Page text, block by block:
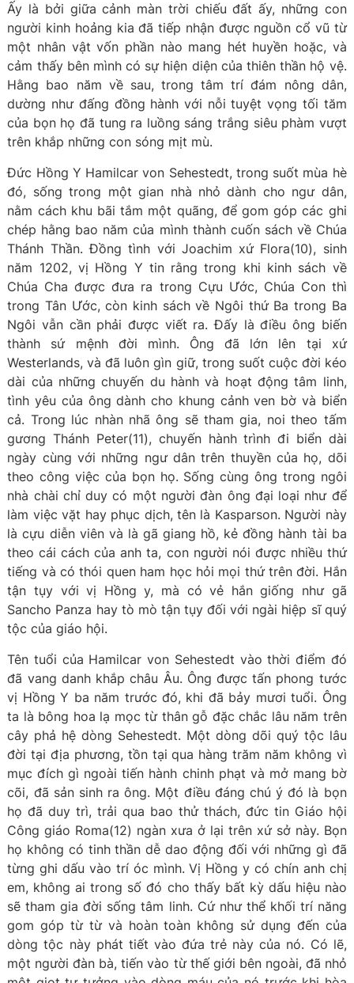
Ấy là bởi giữa cảnh màn trời chiếu đất ấy, những con
người kinh hoảng kia đã tiếp nhận được nguồn cổ vũ từ
một nhân vật vốn phần nào mang hét huyền hoặc, và
cảm thấy bên mình có sự hiện diện của thiên thần hộ vệ.
Hằng bao năm về sau, trong tâm trí đám nông dân,
dường như đấng đồng hành với nỗi tuyệt vọng tối tăm
của bọn họ đã tung ra luồng sáng trắng siêu phàm vượt
trên khắp những con sóng mịt mù.
Đức Hồng Y Hamilcar von Sehestedt, trong suốt mùa hè
đó, sống trong một gian nhà nhỏ dành cho ngư dân,
nằm cách khu bãi tắm một quãng, để gom góp các ghi
chép hằng bao năm của mình thành cuốn sách về Chúa
Thánh Thần. Đồng tình với Joachim xứ Flora(10), sinh
năm 1202, vị Hồng Y tin rằng trong khi kinh sách về
Chúa Cha được đưa ra trong Cựu Ước, Chúa Con thì
trong Tân Ước, còn kinh sách về Ngôi thứ Ba trong Ba
Ngôi vẫn cần phải được viết ra. Đấy là điều ông biến
thành sứ mệnh đời mình. Ông đã lớn lên tại xứ
Westerlands, và đã luôn gìn giữ, trong suốt cuộc đời kéo
dài của những chuyến du hành và hoạt động tâm linh,
tình yêu của ông dành cho khung cảnh ven bờ và biển
cả. Trong lúc nhàn nhã ông sẽ tham gia, noi theo tấm
gương Thánh Peter(11), chuyến hành trình đi biển dài
ngày cùng với những ngư dân trên thuyền của họ, dõi
theo công việc của bọn họ. Sống cùng ông trong ngôi
nhà chài chỉ duy có một người đàn ông đại loại như để
làm việc vặt hay phục dịch, tên là Kasparson. Người này
là cựu diễn viên và là gã giang hồ, kẻ đồng hành tài ba
theo cái cách của anh ta, con người nói được nhiều thứ
tiếng và có thói quen ham học hỏi mọi thứ trên đời. Hắn
tận tụy với vị Hồng y, mà có vẻ hắn giống như gã
Sancho Panza hay tò mò tận tụy đối với ngài hiệp sĩ quý
tộc của giáo hội.
Tên tuổi của Hamilcar von Sehestedt vào thời điểm đó
đã vang danh khắp châu Âu. Ông được tấn phong tước
vị Hồng Y ba năm trước đó, khi đã bảy mươi tuổi. Ông
ta là bông hoa lạ mọc từ thân gỗ đặc chắc lâu năm trên
cây phả hệ dòng Sehestedt. Một dòng dõi quý tộc lâu
đời tại địa phương, tồn tại qua hàng trăm năm không vì
mục đích gì ngoài tiến hành chinh phạt và mở mang bờ
cõi, đã sản sinh ra ông. Một điều đáng chú ý đó là bọn
họ đã duy trì, trải qua bao thử thách, đức tin Giáo hội
Công giáo Roma(12) ngàn xưa ở lại trên xứ sở này. Bọn
họ không có tinh thần dễ dao động đối với những gì đã
từng ghi dấu vào trí óc mình. Vị Hồng y có chín anh chị
em, không ai trong số đó cho thấy bất kỳ dấu hiệu nào
sẽ tham gia đời sống tâm linh. Cứ như thể khối trí năng
gom góp từ từ và hoàn toàn không sử dụng đến của
dòng tộc này phát tiết vào đứa trẻ này của nó. Có lẽ,
một người đàn bà, tiến vào từ thế giới bên ngoài, đã nhỏ